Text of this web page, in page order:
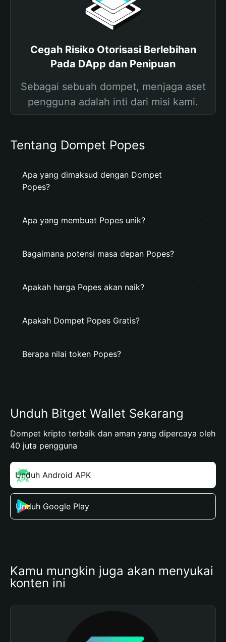
Cegah Risiko Otorisasi Berlebihan
Pada DApp dan Penipuan
Sebagai sebuah dompet, menjaga aset
pengguna adalah inti dari misi kami.
Tentang Dompet Popes
Apa yang dimaksud dengan Dompet
Popes?
Apa yang membuat Popes unik?
Bagaimana potensi masa depan Popes?
Apakah harga Popes akan naik?
Apakah Dompet Popes Gratis?
Berapa nilai token Popes?
Unduh Bitget Wallet Sekarang
Dompet kripto terbaik dan aman yang dipercaya oleh
40 juta pengguna
Unduh Android APK
Unduh Google Play
Kamu mungkin juga akan menyukai
konten ini